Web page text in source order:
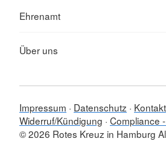
Ehrenamt
Über uns
Impressum Datenschutz Kontakt
Widerruf/Kündigung Compliance
© 2026 Rotes Kreuz in Hamburg